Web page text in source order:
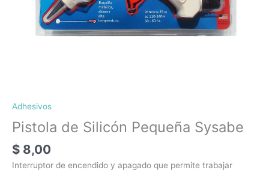
Adhesivos
Pistola de Silicón Pequeña Sysabe
$ 8,00
Interruptor de encendido y apagado que permite trabajar